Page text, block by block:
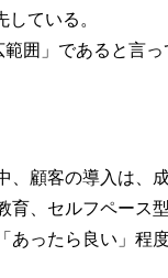
ている。
囲」であると言
顧客の導入は、
、セルフペース
ったら良い」程